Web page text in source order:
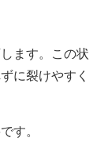
ます。この状
に裂けやすく
す。